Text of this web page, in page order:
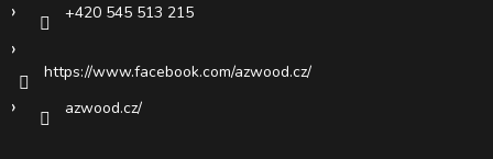
+420 545 513 215
https://www.facebook.com/azwood.cz/
azwood.cz/